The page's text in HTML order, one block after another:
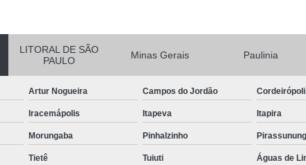
LITORAL DE SÃO
PAULO
Minas Gerais Paulinia
Artur Nogueira Campos do Jordão
Iracemápolis Itapeva Itapira
Morungaba Pinhalzinho
Tietê Tuiuti Águas de